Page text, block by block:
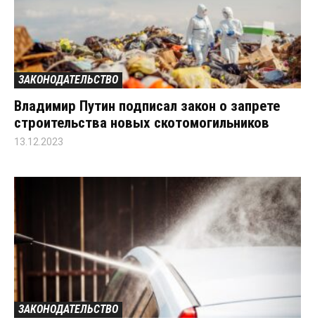
ЗАКОНОДАТЕЛЬСТВО
Владимир Путин подписал закон о запрете
строительства новых скотомогильников
13.12.2023
ЗАКОНОДАТЕЛЬСТВО